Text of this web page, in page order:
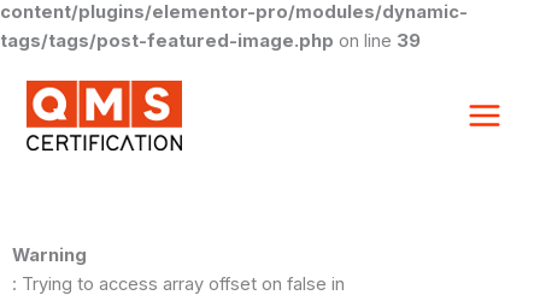
content/plugins/elementor-pro/modules/dynamic-
tags/tags/post-featured-image.php on line 39
Warning
: Trying to access array offset on false in